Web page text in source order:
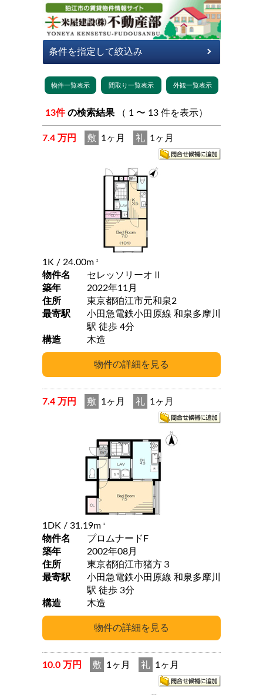
13件 の検索結果 （ 1 〜 13 件を表示）
7.4 万円 敷 1ヶ月 礼 1ヶ月
1K / 24.00m 2
物件名
セレッソリーオⅡ
築年
2022年11月
住所
東京都狛江市元和泉2
最寄駅
小田急電鉄小田原線 和泉多摩川
駅 徒歩 4分
構造
木造
7.4 万円 敷 1ヶ月 礼 1ヶ月
1DK / 31.19m 2
物件名
プロムナードF
築年
2002年08月
住所
東京都狛江市猪方３
最寄駅
小田急電鉄小田原線 和泉多摩川
駅 徒歩 3分
構造
木造
10.0 万円 敷 1ヶ月 礼 1ヶ月